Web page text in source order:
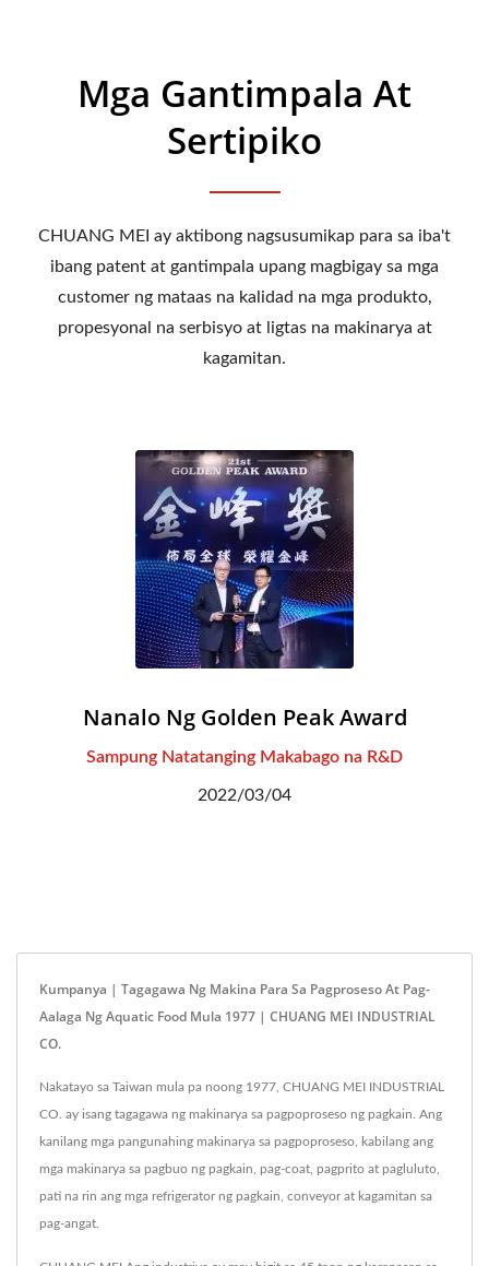
Mga Gantimpala At
Sertipiko
CHUANG MEI ay aktibong nagsusumikap para sa iba't
ibang patent at gantimpala upang magbigay sa mga
customer ng mataas na kalidad na mga produkto,
propesyonal na serbisyo at ligtas na makinarya at
kagamitan.
Nanalo Ng Golden Peak Award
Sampung Natatanging Makabago na R&D
2022/03/04
Kumpanya | Tagagawa Ng Makina Para Sa Pagproseso At Pag-
Aalaga Ng Aquatic Food Mula 1977 | CHUANG MEI INDUSTRIAL
CO.
Nakatayo sa Taiwan mula pa noong 1977, CHUANG MEI INDUSTRIAL
CO. ay isang tagagawa ng makinarya sa pagpoproseso ng pagkain. Ang
kanilang mga pangunahing makinarya sa pagpoproseso, kabilang ang
mga makinarya sa pagbuo ng pagkain, pag-coat, pagprito at pagluluto,
pati na rin ang mga refrigerator ng pagkain, conveyor at kagamitan sa
pag-angat.